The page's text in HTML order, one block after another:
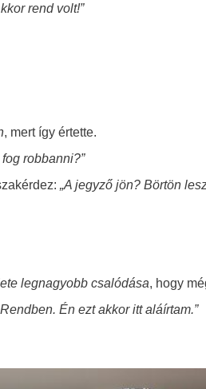
rend volt!”
, mert így értette.
robbanni?”
„A jegyző jön? Börtön
e legnagyobb csalódása, hogy
Én ezt akkor itt aláírtam.”